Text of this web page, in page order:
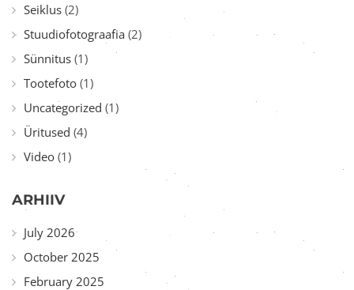
Seiklus (2)
Stuudiofotograafia (2)
Sünnitus (1)
Tootefoto (1)
Uncategorized (1)
Üritused (4)
Video (1)
ARHIIV
July 2026
October 2025
February 2025